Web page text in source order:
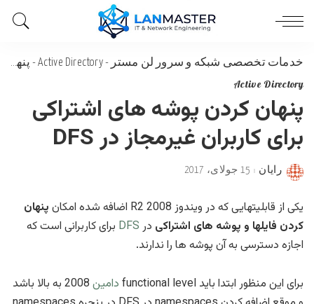
خدمات تخصصی شبکه و سرور لن مستر -
Active Directory
- پنهان کردن پوشه های اشتراکی برای کاربران غیرمجاز در DFS
Active Directory
پنهان کردن پوشه های اشتراکی
برای کاربران غیرمجاز در DFS
Posted
رایان 15 جولای، 2017
یکی از قابلیتهایی که در ویندوز R2 2008 اضافه شده امکان
پنهان
کردن فایلها و پوشه های اشتراکی در DFS برای کاربرانی است که
اجازه دسترسی به آن پوشه ها را ندارند.
برای این منظور ابتدا باید functional level دامین
2008 به بالا باشد